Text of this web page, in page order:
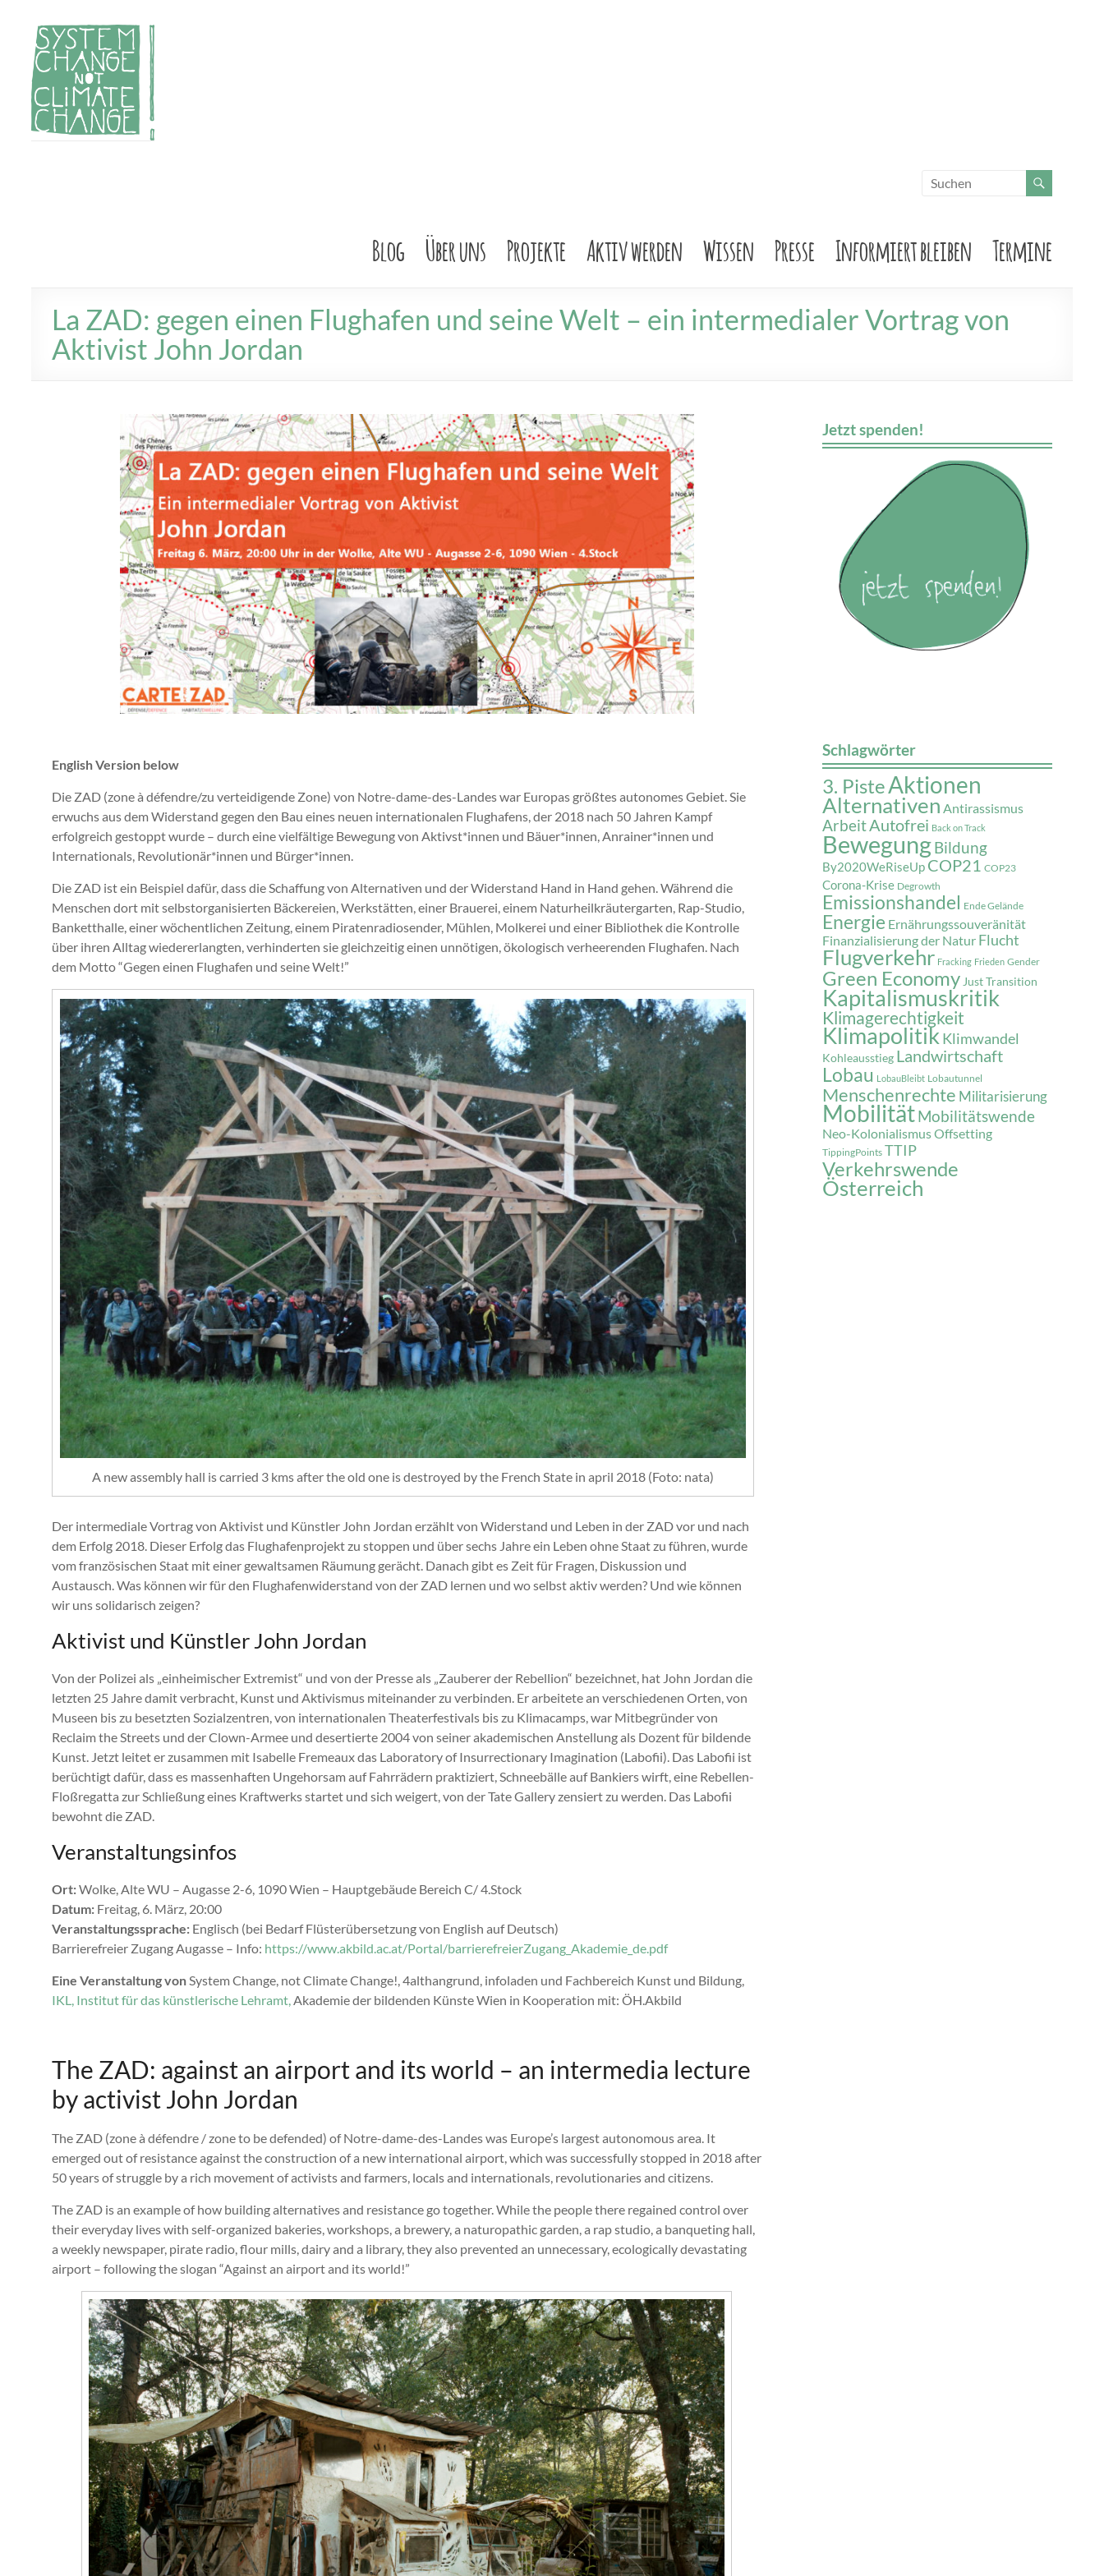
Zum
Inhalt
springen
Change!
Blog Über uns Projekte Aktiv werden Wissen Presse Informiert bleiben Termine
La ZAD: gegen einen Flughafen und seine Welt – ein intermedialer Vortrag von
Aktivist John Jordan
English Version below
Die ZAD (zone à défendre/zu verteidigende Zone) von Notre-dame-des-Landes war Europas größtes autonomes Gebiet. Sie
erwuchs aus dem Widerstand gegen den Bau eines neuen internationalen Flughafens, der 2018 nach 50 Jahren Kampf
erfolgreich gestoppt wurde – durch eine vielfältige Bewegung von Aktivst*innen und Bäuer*innen, Anrainer*innen und
Internationals, Revolutionär*innen und Bürger*innen.
Die ZAD ist ein Beispiel dafür, dass die Schaffung von Alternativen und der Widerstand Hand in Hand gehen. Während die
Menschen dort mit selbstorganisierten Bäckereien, Werkstätten, einer Brauerei, einem Naturheilkräutergarten, Rap-Studio,
Banketthalle, einer wöchentlichen Zeitung, einem Piratenradiosender, Mühlen, Molkerei und einer Bibliothek die Kontrolle
über ihren Alltag wiedererlangten, verhinderten sie gleichzeitig einen unnötigen, ökologisch verheerenden Flughafen. Nach
dem Motto “Gegen einen Flughafen und seine Welt!”
A new assembly hall is carried 3 kms after the old one is destroyed by the French State in april 2018 (Foto: nata)
Der intermediale Vortrag von Aktivist und Künstler John Jordan erzählt von Widerstand und Leben in der ZAD vor und nach
dem Erfolg 2018. Dieser Erfolg das Flughafenprojekt zu stoppen und über sechs Jahre ein Leben ohne Staat zu führen, wurde
vom französischen Staat mit einer gewaltsamen Räumung gerächt. Danach gibt es Zeit für Fragen, Diskussion und
Austausch. Was können wir für den Flughafenwiderstand von der ZAD lernen und wo selbst aktiv werden? Und wie können
wir uns solidarisch zeigen?
Aktivist und Künstler John Jordan
Von der Polizei als „einheimischer Extremist“ und von der Presse als „Zauberer der Rebellion“ bezeichnet, hat John Jordan die
letzten 25 Jahre damit verbracht, Kunst und Aktivismus miteinander zu verbinden. Er arbeitete an verschiedenen Orten, von
Museen bis zu besetzten Sozialzentren, von internationalen Theaterfestivals bis zu Klimacamps, war Mitbegründer von
Reclaim the Streets und der Clown-Armee und desertierte 2004 von seiner akademischen Anstellung als Dozent für bildende
Kunst. Jetzt leitet er zusammen mit Isabelle Fremeaux das Laboratory of Insurrectionary Imagination (Labofii). Das Labofii ist
berüchtigt dafür, dass es massenhaften Ungehorsam auf Fahrrädern praktiziert, Schneebälle auf Bankiers wirft, eine Rebellen-
Floßregatta zur Schließung eines Kraftwerks startet und sich weigert, von der Tate Gallery zensiert zu werden. Das Labofii
bewohnt die ZAD.
Veranstaltungsinfos
Ort:Wolke, Alte WU – Augasse 2-6, 1090 Wien – Hauptgebäude Bereich C/ 4.Stock
Datum: Freitag, 6. März, 20:00
Veranstaltungssprache: Englisch (bei Bedarf Flüsterübersetzung von English auf Deutsch)
Barrierefreier Zugang Augasse – Info: https://www.akbild.ac.at/Portal/barrierefreierZugang_Akademie_de.pdf
Eine Veranstaltung von System Change, not Climate Change!, 4althangrund, infoladen und Fachbereich Kunst und Bildung,
IKL, Institut für das künstlerische Lehramt, Akademie der bildenden Künste Wien in Kooperation mit: ÖH.Akbild
The ZAD: against an airport and its world – an intermedia lecture
by activist John Jordan
The ZAD (zone à défendre / zone to be defended) of Notre-dame-des-Landes was Europe’s largest autonomous area. It
emerged out of resistance against the construction of a new international airport, which was successfully stopped in 2018 after
50 years of struggle by a rich movement of activists and farmers, locals and internationals, revolutionaries and citizens.
The ZAD is an example of how building alternatives and resistance go together. While the people there regained control over
their everyday lives with self-organized bakeries, workshops, a brewery, a naturopathic garden, a rap studio, a banqueting hall,
a weekly newspaper, pirate radio, flour mills, dairy and a library, they also prevented an unnecessary, ecologically devastating
airport – following the slogan “Against an airport and its world!”
Jetzt spenden!
Schlagwörter
3. PisteAktionen
Alternativen Antirassismus
ArbeitAutofrei Back on Track
BewegungBildung
By2020WeRiseUp COP21 COP23
Corona-Krise Degrowth
Emissionshandel Ende Gelände
Energie Ernährungssouveränität
Finanzialisierung der Natur Flucht
Flugverkehr Fracking Frieden Gender
Green EconomyJust Transition
Kapitalismuskritik
Klimagerechtigkeit
Klimapolitik Klimwandel
Kohleausstieg Landwirtschaft
Lobau LobauBleibt Lobautunnel
Menschenrechte Militarisierung
MobilitätMobilitätswende
Neo-KolonialismusOffsetting
TippingPoints TTIP
Verkehrswende
Österreich